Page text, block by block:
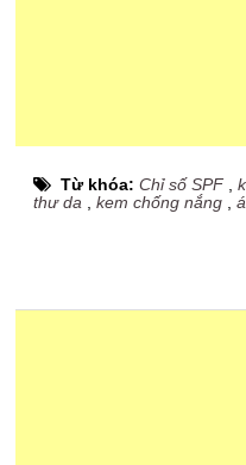
Từ khóa:Chỉ số SPF ,
thư da ,kem chống nắng ,